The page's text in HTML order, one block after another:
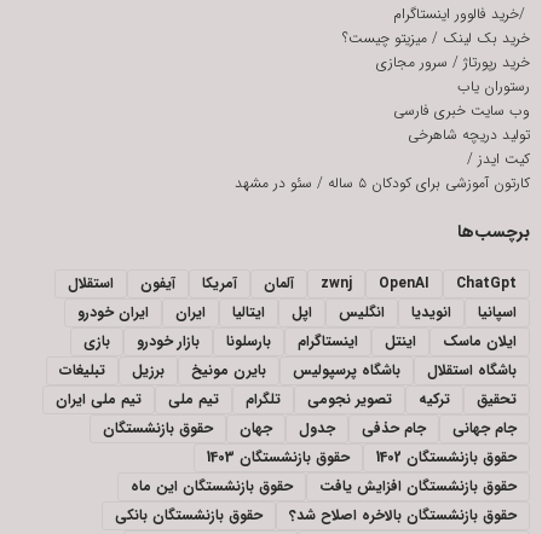
/خرید فالوور اینستاگرام
خرید بک لینک / میزیتو چیست؟
خرید رپورتاژ / سرور مجازی
رستوران یاب
وب سایت خبری فارسی
تولید دریچه شاهرخی
کیت ایدز /
کارتون آموزشی برای کودکان ۵ ساله
/ سئو در مشهد
برچسب‌ها
ChatGpt
OpenAI
zwnj آلمان آمریکا آیفون
استقلال
اسپانیا
انویدیا انگلیس اپل ایتالیا ایران
ایران خودرو
ایلان ماسک
اینتل اینستاگرام بارسلونا بازار خودرو
بازی
باشگاه استقلال
باشگاه پرسپولیس بایرن مونیخ برزیل
تبلیغات
تحقیق
ترکیه تصویر نجومی تلگرام تیم ملی
تیم ملی ایران
جام جهانی
جام حذفی جدول جهان
حقوق بازنشستگان
حقوق بازنشستگان 1402
حقوق بازنشستگان 1403
حقوق بازنشستگان افزایش یافت
حقوق بازنشستگان این ماه
حقوق بازنشستگان بالاخره اصلاح شد؟
حقوق بازنشستگان بانکی